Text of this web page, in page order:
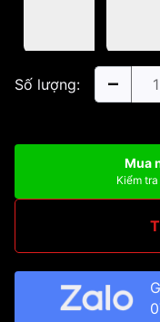
Số lượng:
Mua
Kiểm